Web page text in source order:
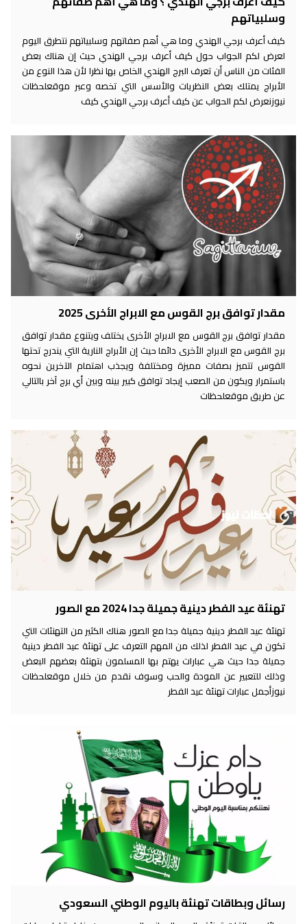
وسلبياتهم
كيف أعرف برجي الهندي وما هي أهم صفاتهم وسلبياتهم نتطرق اليوم
لعرض لكم الجواب حول كيف أعرف برجي الهندي حيث إن هناك بعض
الفئات من الناس أن تعرف البرج الهندي الخاص بها نظرا لأن هذا النوع من
الأبراج يمتلك بعض النظريات والأسس التي تخصه وعبر موقعلحظات
نيوزنعرض لكم الحواب عن كيف أعرف برجي الهندي كيف
مقدار توافق برج القوس مع الابراج الأخرى 2025
مقدار توافق برج القوس مع الابراج الأخرى يختلف ويتنوع مقدار توافق
برج القوس مع الابراج الأخرى دائما حيث إن الأبراج النارية التي يندرج تحتها
القوس تتميز بصفات مميزة ومختلفة ويجذب اهتمام الآخرين نحوه
باستمرار ويكون من الصعب إيجاد توافق كبير بينه وبين أي برج آخر بالتالي
عن طريق موقعلحظات
تهنئة عيد الفطر دينية جميلة جدا 2024 مع الصور
تهنئة عيد الفطر دينية جميلة جدا مع الصور هناك الكثير من التهنئات التي
تكون في عيد الفطر لذلك من المهم التعرف على تهنئة عيد الفطر دينية
جميلة جدا حيث هي عبارات يهتم بها المسلمون بتهنئة بعضهم البعض
وذلك للتعبير عن المودة والحب وسوف نقدم من خلال موقعلحظات
نيوزأجمل عبارات تهنئة عيد الفطر
رسائل وبطاقات تهنئة باليوم الوطني السعودي